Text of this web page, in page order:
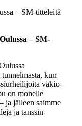
– SM-titteleitä
– SM-
kun
vakio-
on monelle
ja jälleen saimme
ja tanssin